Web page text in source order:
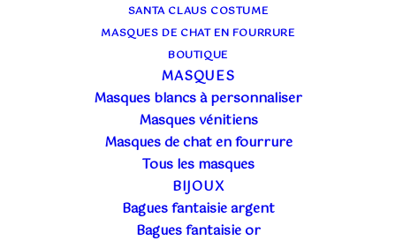
SANTA CLAUS COSTUME
MASQUES DE CHAT EN FOURRURE
BOUTIQUE
MASQUES
Masques blancs à personnaliser
Masques vénitiens
Masques de chat en fourrure
Tous les masques
BIJOUX
Bagues fantaisie argent
Bagues fantaisie or